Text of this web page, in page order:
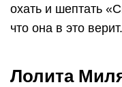
охать и шептать
что она в это верит.
Лолита